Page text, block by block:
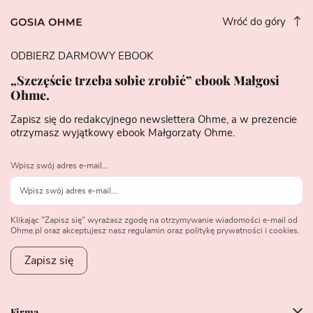
Wróć do góry
ODBIERZ DARMOWY EBOOK
„Szczęście trzeba sobie zrobić” ebook Małgosi
Ohme.
Zapisz się do redakcyjnego newslettera Ohme, a w prezencie
otrzymasz wyjątkowy ebook Małgorzaty Ohme.
Wpisz swój adres e-mail...
Klikając "Zapisz się" wyrażasz zgodę na otrzymywanie wiadomości e-mail od
Ohme.pl oraz akceptujesz nasz regulamin oraz politykę prywatności i cookies.
Zapisz się